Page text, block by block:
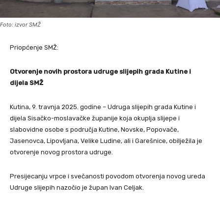
Foto: izvor SMŽ
Priopćenje SMŽ:
Otvorenje novih prostora udruge slijepih grada Kutine i
dijela SMŽ
Kutina, 9. travnja 2025. godine – Udruga slijepih grada Kutine i
dijela Sisačko-moslavačke županije koja okuplja slijepe i
slabovidne osobe s područja Kutine, Novske, Popovače,
Jasenovca, Lipovljana, Velike Ludine, ali i Garešnice, obilježila je
otvorenje novog prostora udruge.
Presijecanju vrpce i svečanosti povodom otvorenja novog ureda
Udruge slijepih nazočio je župan Ivan Celjak.